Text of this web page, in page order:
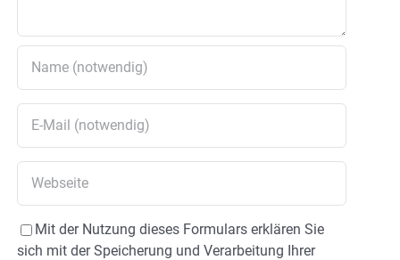
Mit der Nutzung dieses Formulars erklären Sie
sich mit der Speicherung und Verarbeitung Ihrer